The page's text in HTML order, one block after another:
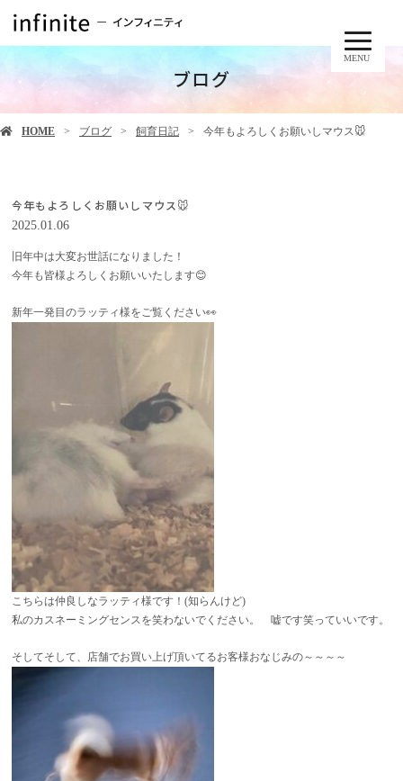
MENU
ブログ
HOME ブログ 飼育日記 今年もよろしくお願いしマウス🐭
今年もよろしくお願いしマウス🐭
2025.01.06
旧年中は大変お世話になりました！
今年も皆様よろしくお願いいたします😊
新年一発目のラッティ様をご覧ください👀
こちらは仲良しなラッティ様です！(知らんけど)
私のカスネーミングセンスを笑わないでください。 嘘です笑っていいです。
そしてそして、店舗でお買い上げ頂いてるお客様おなじみの～～～～